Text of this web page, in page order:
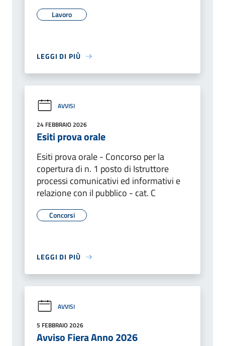
Lavoro
LEGGI DI PIÙ
AVVISI
24 FEBBRAIO 2026
Esiti prova orale
Esiti prova orale - Concorso per la
copertura di n. 1 posto di Istruttore
processi comunicativi ed informativi e
relazione con il pubblico - cat. C
Concorsi
LEGGI DI PIÙ
AVVISI
5 FEBBRAIO 2026
Avviso Fiera Anno 2026